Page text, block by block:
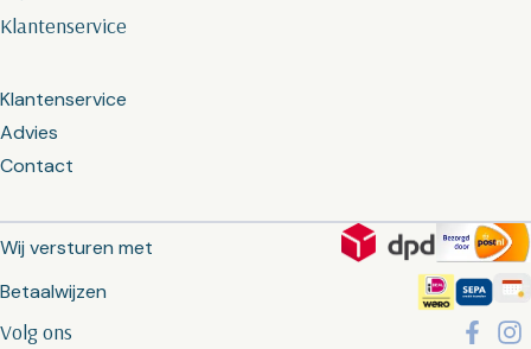
Klantenservice
Klantenservice
Advies
Contact
Wij versturen met
Betaalwijzen
Volg ons